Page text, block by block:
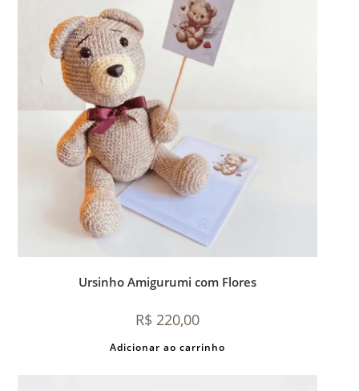
Ursinho Amigurumi com Flores
R$ 220,00
Adicionar ao carrinho